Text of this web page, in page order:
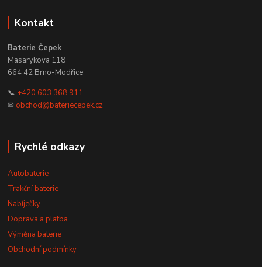
Kontakt
Baterie Čepek
Masarykova 118
664 42 Brno-Modřice
📞 +420 603 368 911
✉ obchod@bateriecepek.cz
Rychlé odkazy
Autobaterie
Trakční baterie
Nabíječky
Doprava a platba
Výměna baterie
Obchodní podmínky